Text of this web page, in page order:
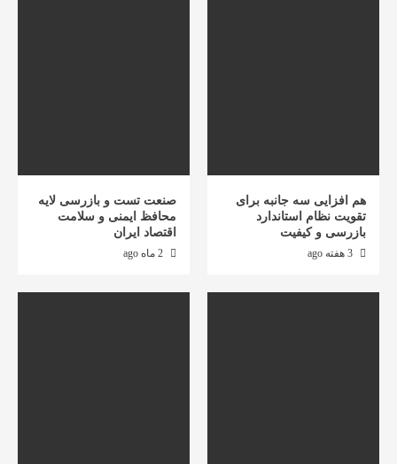
هم افزایی سه جانبه برای
تقویت نظام استاندارد
بازرسی و کیفیت
صنعت تست و بازرسی لایه
محافظ ایمنی و سلامت
اقتصاد ایران